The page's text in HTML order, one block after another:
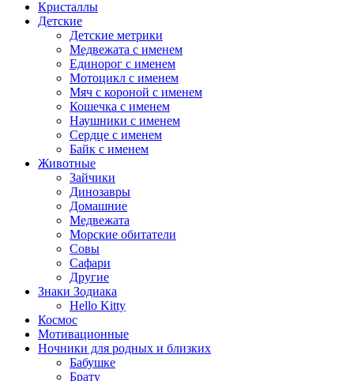
Кристаллы
Детские
Детские метрики
Медвежата с именем
Единорог с именем
Мотоцикл с именем
Мяч с короной с именем
Кошечка с именем
Наушники с именем
Сердце с именем
Байк с именем
Животные
Зайчики
Динозавры
Домашние
Медвежата
Морские обитатели
Совы
Сафари
Другие
Знаки Зодиака
Hello Kitty
Космос
Мотивационные
Ночники для родных и близких
Бабушке
Брату